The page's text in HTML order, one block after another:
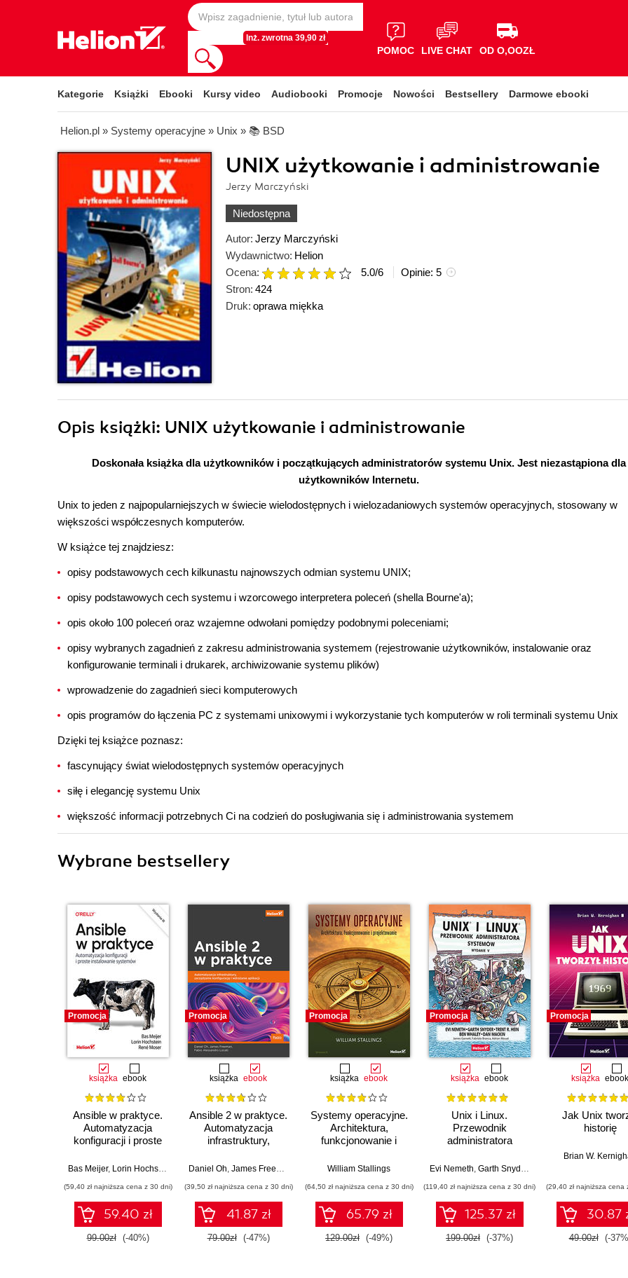
Inż. zwrotna 39,90 zł
POMOC LIVE CHAT OD O,OOZŁ
Kategorie Książki Ebooki Kursy video Audiobooki Promocje Nowości Bestsellery Darmowe ebooki
Helion.pl » Systemy operacyjne » Unix » 📚 BSD
UNIX użytkowanie i administrowanie
Jerzy Marczyński
Niedostępna
Autor: Jerzy Marczyński
Wydawnictwo: Helion
Ocena:
5.0/6 Opinie: 5
Stron: 424
Druk: oprawa miękka
Opis książki: UNIX użytkowanie i administrowanie
Doskonała książka dla użytkowników i początkujących administratorów systemu Unix. Jest niezastąpiona dla
użytkowników Internetu.
Unix to jeden z najpopularniejszych w świecie wielodostępnych i wielozadaniowych systemów operacyjnych, stosowany w
większości współczesnych komputerów.
W książce tej znajdziesz:
opisy podstawowych cech kilkunastu najnowszych odmian systemu UNIX;
opisy podstawowych cech systemu i wzorcowego interpretera poleceń (shella Bourne'a);
opis około 100 poleceń oraz wzajemne odwołani pomiędzy podobnymi poleceniami;
opisy wybranych zagadnień z zakresu administrowania systemem (rejestrowanie użytkowników, instalowanie oraz
konfigurowanie terminali i drukarek, archiwizowanie systemu plików)
wprowadzenie do zagadnień sieci komputerowych
opis programów do łączenia PC z systemami unixowymi i wykorzystanie tych komputerów w roli terminali systemu Unix
Dzięki tej książce poznasz:
fascynujący świat wielodostępnych systemów operacyjnych
siłę i elegancję systemu Unix
większość informacji potrzebnych Ci na codzień do posługiwania się i administrowania systemem
Wybrane bestsellery
Promocja
książka ebook
Ansible w praktyce.
Automatyzacja
konfiguracji i proste
systemów. Wydanie
Bas Meijer, Lorin Hochstein René Moser
(59,40 zł najniższa cena z 30 dni)
59.40 zł
99.00zł (-40%)
Promocja
książka ebook
Ansible 2 w praktyce.
Automatyzacja
infrastruktury,
konfiguracją i
Daniel Oh, James Freeman Fabio Alessandro Locati
(39,50 zł najniższa cena z 30 dni)
41.87 zł
79.00zł (-47%)
Promocja
książka ebook
Systemy operacyjne.
Architektura,
funkcjonowanie i
Wydanie IX
William Stallings
(64,50 zł najniższa cena z 30 dni)
65.79 zł
129.00zł (-49%)
Promocja
książka ebook
Unix i Linux.
Przewodnik
administratora
V
Evi Nemeth, Garth Snyder ,
(119,40 zł najniższa cena z 30 dni)
125.37 zł
199.00zł (-37%)
Promocja
książka ebook
Jak Unix
historię
Brian W.
(29,40 zł najniższa cena
30.87
49.00zł (-